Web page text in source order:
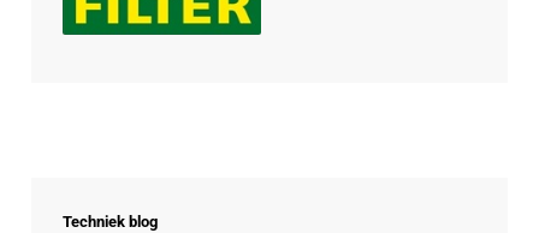
Techniek blog